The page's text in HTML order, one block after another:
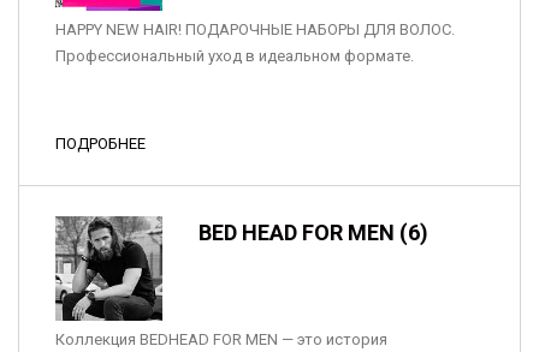
HAPPY NEW HAIR! ПОДАРОЧНЫЕ НАБОРЫ ДЛЯ ВОЛОС.
Профессиональный уход в идеальном формате.
ПОДРОБНЕЕ
BED HEAD FOR MEN (6)
Коллекция BEDHEAD FOR MEN — это история